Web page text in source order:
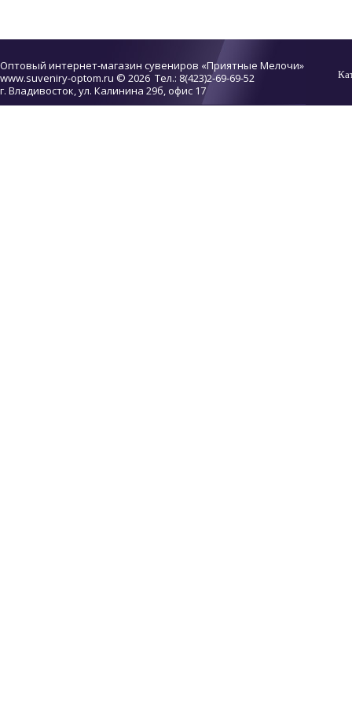
Оптовый интернет-магазин сувениров «Приятные Мелочи»
www.suveniry-optom.ru © 2026 Тел.: 8(423)2-69-69-52
г. Владивосток, ул. Калинина 29б, офис 17